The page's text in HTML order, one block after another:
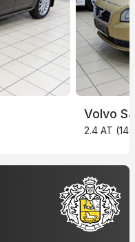
Volvo
2.4 AT